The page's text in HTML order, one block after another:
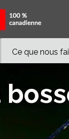
Ce que nous